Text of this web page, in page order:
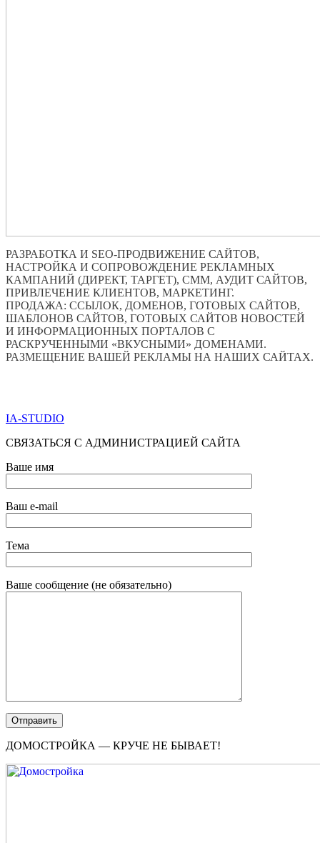
РАЗРАБОТКА И SEO-ПРОДВИЖЕНИЕ САЙТОВ,
НАСТРОЙКА И СОПРОВОЖДЕНИЕ РЕКЛАМНЫХ
КАМПАНИЙ (ДИРЕКТ, ТАРГЕТ), СММ, АУДИТ САЙТОВ,
ПРИВЛЕЧЕНИЕ КЛИЕНТОВ, МАРКЕТИНГ.
ПРОДАЖА: ССЫЛОК, ДОМЕНОВ, ГОТОВЫХ САЙТОВ,
ШАБЛОНОВ САЙТОВ, ГОТОВЫХ САЙТОВ НОВОСТЕЙ
И ИНФОРМАЦИОННЫХ ПОРТАЛОВ С
РАСКРУЧЕННЫМИ «ВКУСНЫМИ» ДОМЕНАМИ.
РАЗМЕЩЕНИЕ ВАШЕЙ РЕКЛАМЫ НА НАШИХ САЙТАХ.
IA-STUDIO
СВЯЗАТЬСЯ С АДМИНИСТРАЦИЕЙ САЙТА
Ваше имя
Ваш e-mail
Тема
Ваше сообщение (не обязательно)
ДОМОСТРОЙКА — КРУЧЕ НЕ БЫВАЕТ!